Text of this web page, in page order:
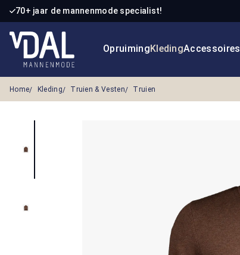
de hoofdinhoud
Ga naar de zoekopdracht
Ga naar de hoofdnavigatie
70+ jaar de mannenmode specialist!
OpruimingKledingAccessoires
Home Kleding Truien & Vesten Truien